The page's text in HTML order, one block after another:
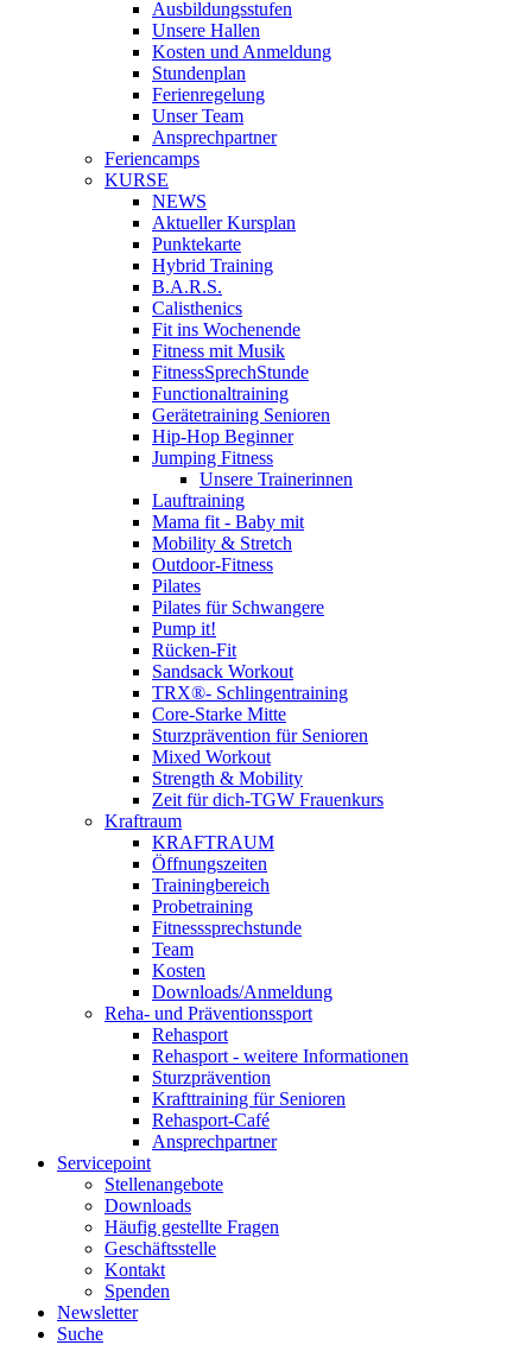
Ausbildungsstufen
Unsere Hallen
Kosten und Anmeldung
Stundenplan
Ferienregelung
Unser Team
Ansprechpartner
Feriencamps
KURSE
NEWS
Aktueller Kursplan
Punktekarte
Hybrid Training
B.A.R.S.
Calisthenics
Fit ins Wochenende
Fitness mit Musik
FitnessSprechStunde
Functionaltraining
Gerätetraining Senioren
Hip-Hop Beginner
Jumping Fitness
Unsere Trainerinnen
Lauftraining
Mama fit - Baby mit
Mobility & Stretch
Outdoor-Fitness
Pilates
Pilates für Schwangere
Pump it!
Rücken-Fit
Sandsack Workout
TRX®- Schlingentraining
Core-Starke Mitte
Sturzprävention für Senioren
Mixed Workout
Strength & Mobility
Zeit für dich-TGW Frauenkurs
Kraftraum
KRAFTRAUM
Öffnungszeiten
Trainingbereich
Probetraining
Fitnesssprechstunde
Team
Kosten
Downloads/Anmeldung
Reha- und Präventionssport
Rehasport
Rehasport - weitere Informationen
Sturzprävention
Krafttraining für Senioren
Rehasport-Café
Ansprechpartner
Servicepoint
Stellenangebote
Downloads
Häufig gestellte Fragen
Geschäftsstelle
Kontakt
Spenden
Newsletter
Suche